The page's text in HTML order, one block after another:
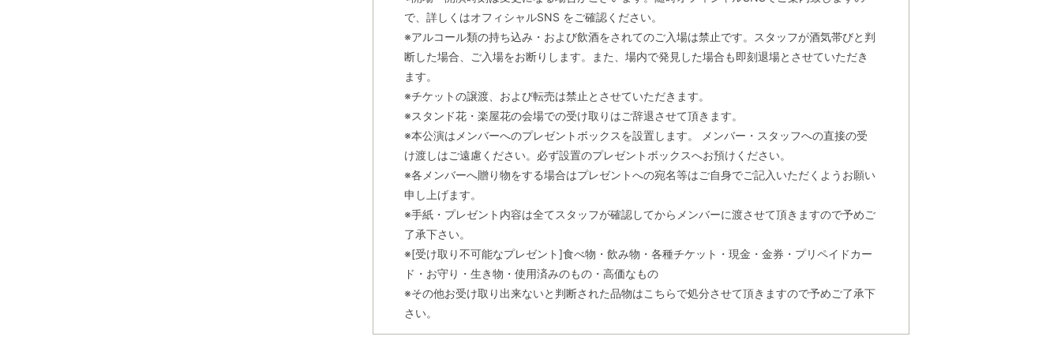
で、詳しくはオフィシャルSNS をご確認ください。
※アルコール類の持ち込み・および飲酒をされてのご入場は禁止です。スタッフが酒気帯びと判
断した場合、ご入場をお断りします。また、場内で発見した場合も即刻退場とさせていただき
ます。
※チケットの譲渡、および転売は禁止とさせていただきます。
※スタンド花・楽屋花の会場での受け取りはご辞退させて頂きます。
※本公演はメンバーへのプレゼントボックスを設置します。 メンバー・スタッフへの直接の受
け渡しはご遠慮ください。必ず設置のプレゼントボックスへお預けください。
※各メンバーへ贈り物をする場合はプレゼントへの宛名等はご自身でご記入いただくようお願い
申し上げます。
※手紙・プレゼント内容は全てスタッフが確認してからメンバーに渡させて頂きますので予めご
了承下さい。
※[受け取り不可能なプレゼント]食べ物・飲み物・各種チケット・現金・金券・プリペイドカー
ド・お守り・生き物・使用済みのもの・高価なもの
※その他お受け取り出来ないと判断された品物はこちらで処分させて頂きますので予めご了承下
さい。